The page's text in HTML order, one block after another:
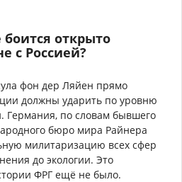
открыто
с Россией?
фон дер Ляйен прямо
должны ударить по уровню
Германия, по словам бывшего
бюро мира Райнера
милитаризацию всех сфер
до экологии. Это
ФРГ ещё не было.